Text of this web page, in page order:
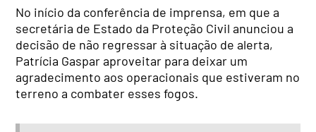
No início da conferência de imprensa, em que a
secretária de Estado da Proteção Civil anunciou a
decisão de não regressar à situação de alerta,
Patrícia Gaspar aproveitar para deixar um
agradecimento aos operacionais que estiveram no
terreno a combater esses fogos.